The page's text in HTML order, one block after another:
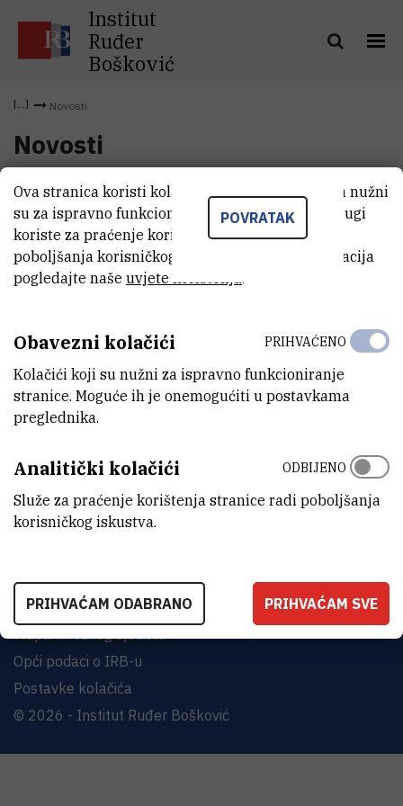
Institut
Ruđer
Bošković
Novosti
Novosti
INSTITUT RUĐER BOŠKOVIĆ
Bijenička cesta 54, 10000 Zagreb
Uvjeti korištenja
Izjava o pristupačnosti
Opći podaci o IRB-u
Postavke kolačića
© 2026 - Institut Ruđer Bošković
POVRATAK
Ova stranica koristi kolačiće. Neki od tih kolačića nužni
su za ispravno funkcioniranje stranice, dok se drugi
koriste za praćenje korištenja stranice radi
poboljšanja korisničkog iskustva. Za više informacija
pogledajte naše uvjete korištenja.
Obavezni kolačići
Kolačići koji su nužni za ispravno funkcioniranje
stranice. Moguće ih je onemogućiti u postavkama
preglednika.
PRIHVAĆENO
Analitički kolačići
Služe za praćenje korištenja stranice radi poboljšanja
korisničkog iskustva.
ODBIJENO
PRIHVAĆAM ODABRANO PRIHVAĆAM SVE